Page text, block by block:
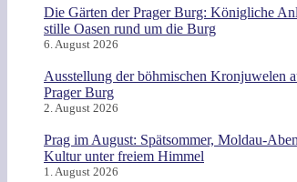
Die Gärten der Prager Burg: Königliche
stille Oasen rund um die Burg
6. August 2026
Ausstellung der böhmischen Kronjuwelen
Prager Burg
2. August 2026
Prag im August: Spätsommer, Moldau-
Kultur unter freiem Himmel
1. August 2026